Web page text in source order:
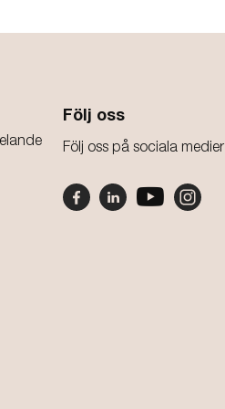
Följ oss
Följ oss på sociala medier